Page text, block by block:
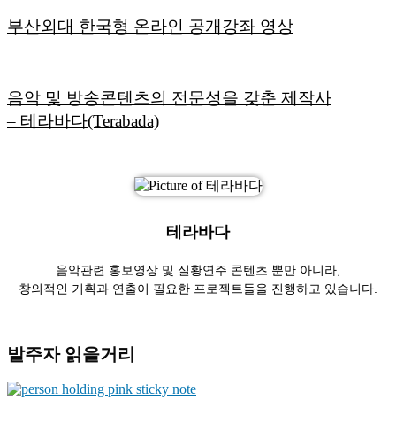
부산외대 한국형 온라인 공개강좌 영상
음악 및 방송콘텐츠의 전문성을 갖춘 제작사
– 테라바다(Terabada)
테라바다
음악관련 홍보영상 및 실황연주 콘텐츠 뿐만 아니라,
창의적인 기획과 연출이 필요한 프로젝트들을 진행하고 있습니다.
발주자 읽을거리